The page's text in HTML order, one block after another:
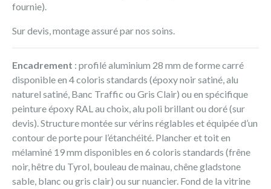
fournie).
Sur devis, montage assuré par nos soins.
Encadrement : profilé aluminium 28 mm de forme carré
disponible en 4 coloris standards (époxy noir satiné, alu
naturel satiné, Banc Traffic ou Gris Clair) ou en spécifique
peinture époxy RAL au choix, alu poli brillant ou doré (sur
devis). Structure montée sur vérins réglables et équipée d’un
contour de porte pour l’étanchéité. Plancher et toit en
mélaminé 19 mm disponibles en 6 coloris standards (frêne
noir, hêtre du Tyrol, bouleau de mainau, chêne gladstone
sable, blanc ou gris clair) ou sur nuancier. Fond de la vitrine